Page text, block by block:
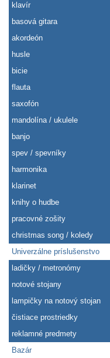
klavír
basová gitara
akordeón
husle
bicie
flauta
saxofón
mandolína / ukulele
banjo
spev / spevníky
harmonika
klarinet
knihy o hudbe
pracovné zošity
christmas song / koledy
Univerzálne príslušenstvo
ladičky / metronómy
notové stojany
lampičky na notový stojan
čistiace prostriedky
reklamné predmety
Bazár